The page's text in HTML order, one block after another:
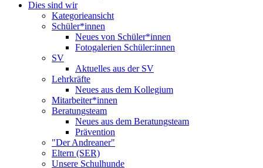
Dies sind wir
Kategorieansicht
Schüler*innen
Neues von Schüler*innen
Fotogalerien Schüler:innen
SV
Aktuelles aus der SV
Lehrkräfte
Neues aus dem Kollegium
Mitarbeiter*innen
Beratungsteam
Neues aus dem Beratungsteam
Prävention
"Der Andreaner"
Eltern (SER)
Unsere Schulhunde